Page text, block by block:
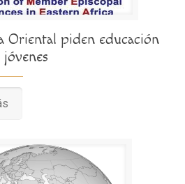
Oriental piden educación